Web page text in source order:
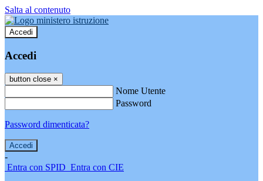
Salta al contenuto
Accedi
Accedi
button close ×
Nome Utente
Password
Password dimenticata?
-
Entra con SPID Entra con CIE